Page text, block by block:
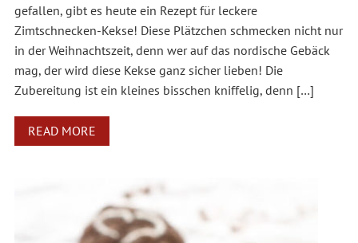
gefallen, gibt es heute ein Rezept für leckere
Zimtschnecken-Kekse! Diese Plätzchen schmecken nicht nur
in der Weihnachtszeit, denn wer auf das nordische Gebäck
mag, der wird diese Kekse ganz sicher lieben! Die
Zubereitung ist ein kleines bisschen kniffelig, denn […]
READ MORE